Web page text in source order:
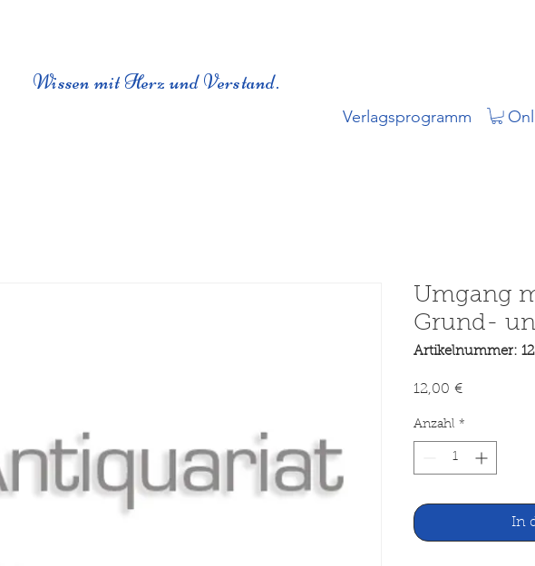
Wissen mit Herz und Verstand.
Verlagsprogramm
Umgang
Grund-
Artikelnummer:
12,00 €Preis
Anzahl *
In